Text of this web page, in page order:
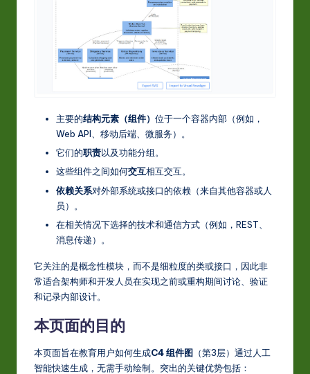
In
o
主要的结构元素（组件） 位于一个容器内部（例如，
Web API、移动后端、微服务）。
它们的职责以及功能分组。
这些组件之间如何交互相互交互。
依赖关系对外部系统或接口的依赖（来自其他容器或人
员）。
在相关情况下选择的技术和通信方式（例如，REST、
消息传递）。
它关注的是概念性模块，而不是细粒度的类或接口，因此非
常适合架构师和开发人员在实现之前或重构期间讨论、验证
和记录内部设计。
本页面的目的
本页面旨在教育用户如何生成C4 组件图 （第3层）通过人工
智能快速生成，无需手动绘制。突出的关键优势包括：